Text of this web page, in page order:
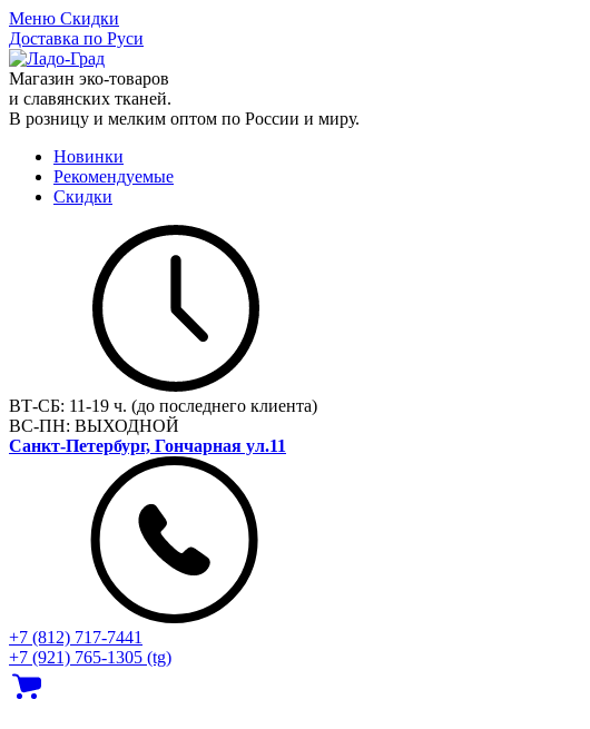
Меню Скидки
Доставка по Руси
Магазин эко-товаров
и славянских тканей.
В розницу и мелким оптом по России и миру.
Новинки
Рекомендуемые
Скидки
ВТ-СБ: 11-19 ч. (до последнего клиента)
ВС-ПН: ВЫХОДНОЙ
Санкт-Петербург, Гончарная ул.11
+7 (812) 717‑7441
+7 (921) 765-1305 (tg)